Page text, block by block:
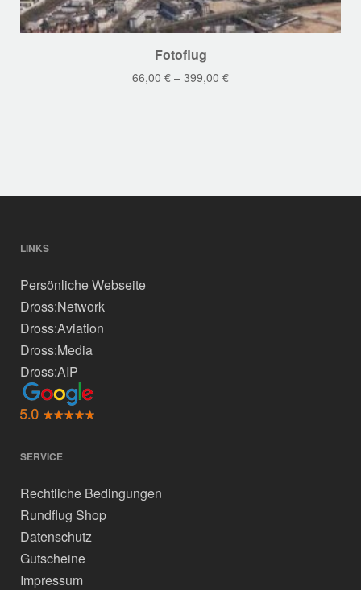
Produkt
weist
Fotoflug
66,00 € – 399,00 €
LINKS
Persönliche Webseite
Dross:Network
Dross:Aviation
Dross:Media
Dross:AIP
SERVICE
Rechtliche Bedingungen
Rundflug Shop
Datenschutz
Gutscheine
Impressum